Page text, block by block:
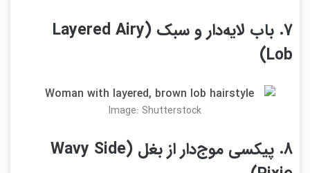
7. باب لایه‌دار و سبک (Layered Airy
Lob)
Image: Shutterstock
8. پیکسی موج‌دار از بغل (Wavy Side